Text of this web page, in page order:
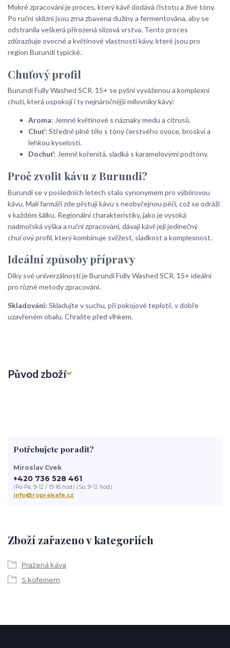
Mokré zpracování je proces, který kávě dodává čistotu a živé tóny.
Po ruční sklizni jsou zrna zbavena dužiny a fermentována, aby se
odstranila veškerá přirozená slizová vrstva. Tento proces
zdůrazňuje ovocné a květinové vlastnosti kávy, které jsou pro
region Burundi typické.
Chuťový profil
Burundi Fully Washed SCR. 15+ se pyšní vyváženou a komplexní
chutí, která uspokojí i ty nejnáročnější milovníky kávy:
Aroma: Jemné květinové s náznaky medu a citrusů.
Chuť: Středně plné tělo s tóny čerstvého ovoce, broskví a
lehkou kyselostí.
Dochuť: Jemně kořenitá, sladká s karamelovými podtóny.
Proč zvolit kávu z Burundi?
Burundi se v posledních letech stalo synonymem pro výběrovou
kávu. Malí farmáři zde pěstují kávu s neobyčejnou péčí, což se odráží
v každém šálku. Regionální charakteristiky, jako je vysoká
nadmořská výška a ruční zpracování, dávají kávě její jedinečný
chuťový profil, který kombinuje svěžest, sladkost a komplexnost.
Ideální způsoby přípravy
Díky své univerzálnosti je Burundi Fully Washed SCR. 15+ ideální
pro různé metody zpracování.
Skladování: Skladujte v suchu, při pokojové teplotě, v dobře
uzavřeném obalu. Chraňte před vlhkem.
Původ zboží
Zboží zařazeno v kategoriích
Pražená káva
S kofeinem
Potřebujete poradit?
Miroslav Cvek
+420 736 528 461
(Po-Pá, 9-12 / 13-16 hod.) (So, 9-12 hod.)
info@roprakafe.cz